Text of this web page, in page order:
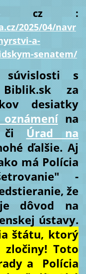
- cz :
2025/04/navr
a-
senatem/
súvislosti s
za
desiatky
na
či Úrad na
ďalšie. Aj
má Polícia
-
že
dôvod na
ústavy.
štátu, ktorý
zločiny! Toto
a Polícia